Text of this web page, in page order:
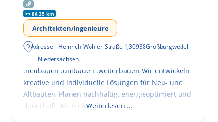
86.35 km
Architekten/Ingenieure
Adresse: Heinrich-Wöhler-Straße 1,30938Großburgwedel
Niedersachsen
.neubauen .umbauen .weiterbauen Wir entwickeln
kreative und individuelle Lösungen für Neu- und
Altbauten, Planen nachhaltig, energieoptimiert und
dauerhaft. Als FreieWeiterlesen …